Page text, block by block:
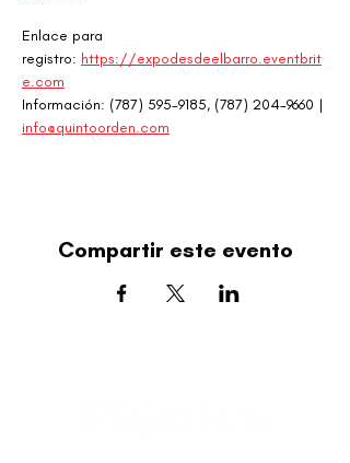
Enlace para
registro: https://expodesdeelbarro.eventbrit
e.com
Información: (787) 595-9185, (787) 204-9660 |
info@quintoorden.com
Compartir este evento